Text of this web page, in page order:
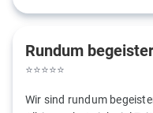
Rundum
⭐⭐⭐⭐⭐
Wir sind rundum